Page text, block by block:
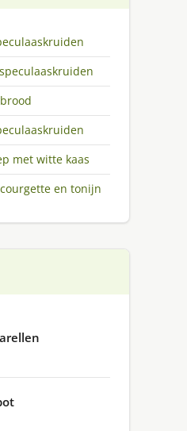
met witte kaas
en tonijn